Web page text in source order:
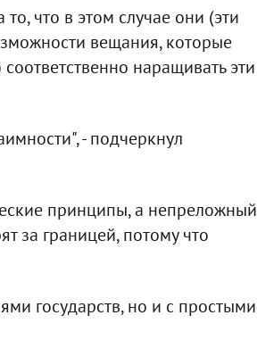
что в этом случае они (эти
вещания, которые
наращивать эти
- подчеркнул
принципы, а непреложный
за границей, потому что
государств, но и с простыми